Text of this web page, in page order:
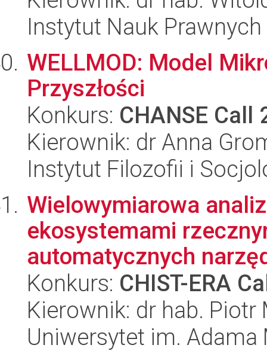
Instytut Nauk Prawnych
WELLMOD: Model
Przyszłości
Konkurs: CHANSE Call
Kierownik: dr Anna
Instytut Filozofii i
Wielowymiarowa
ekosystemami
automatycznych
Konkurs: CHIST-ERA
Kierownik: dr hab. Piotr
Uniwersytet im.